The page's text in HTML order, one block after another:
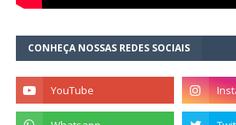
CONHEÇA NOSSAS REDES SOCIAIS